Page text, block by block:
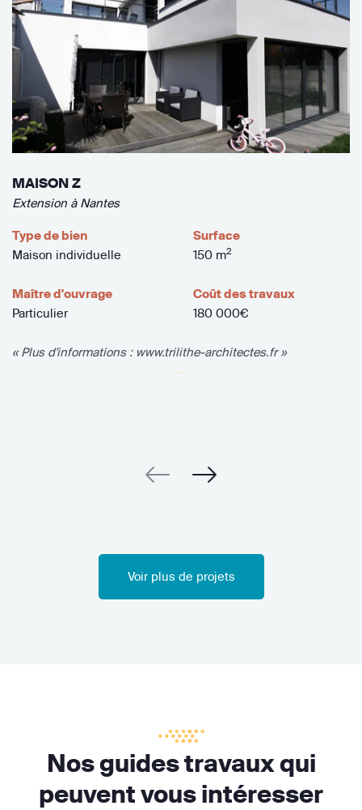
MAISON Z
Extension à Nantes
Type de bien
Maison individuelle
Surface
150 m2
Maître d'ouvrage
Particulier
Coût des travaux
180 000€
« Plus d'informations : www.trilithe-architectes.fr »
Voir plus de projets
Nos guides travaux qui
peuvent vous intéresser